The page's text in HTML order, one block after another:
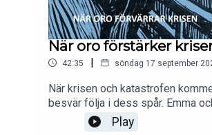
CBS News
BBC News
När oro förstärker
42:35 | söndag 17 september
När krisen och katastrofen
besvär följa i dess spår. Emma
om trauma, oro och hur man genom
medmänsklighet kan stabilisera
Play